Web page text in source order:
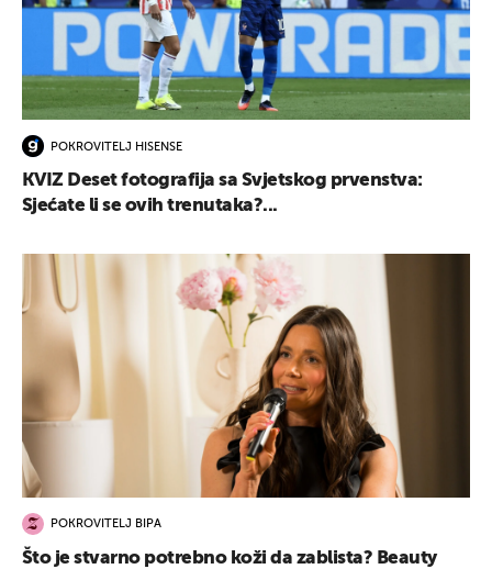
POKROVITELJ HISENSE
KVIZ Deset fotografija sa Svjetskog prvenstva:
Sjećate li se ovih trenutaka?...
POKROVITELJ BIPA
Što je stvarno potrebno koži da zablista? Beauty